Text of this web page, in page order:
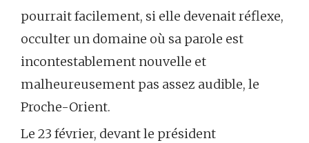
pourrait facilement, si elle devenait réflexe,
occulter un domaine où sa parole est
incontestablement nouvelle et
malheureusement pas assez audible, le
Proche-Orient.
Le 23 février, devant le président